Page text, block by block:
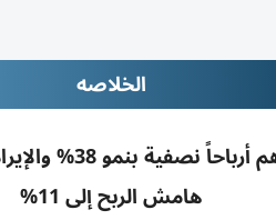
الخلاصه
هامش الربح إلى 11%